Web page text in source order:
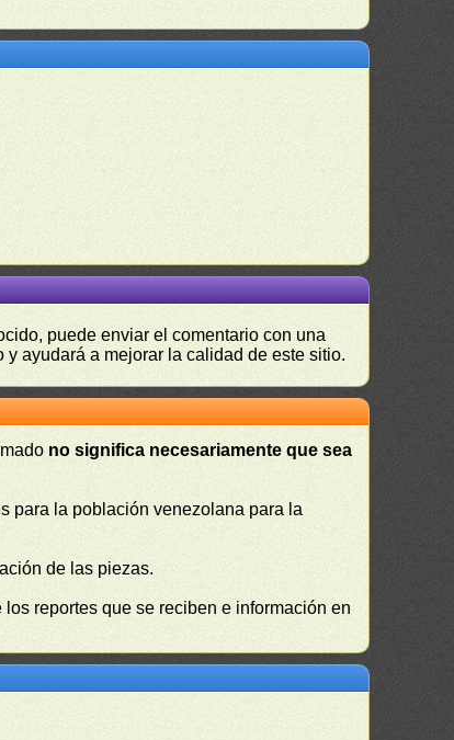
puede enviar el comentario con una
y ayudará a mejorar la calidad de este sitio.
no significa necesariamente que sea
para la población venezolana para la
de las piezas.
reportes que se reciben e información en